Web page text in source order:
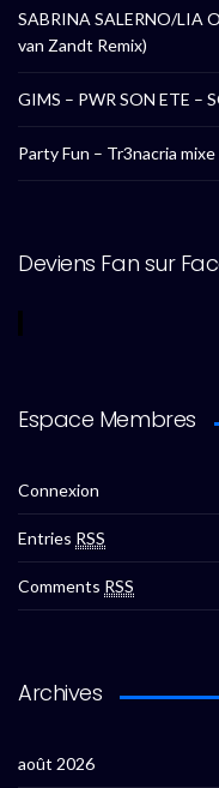
SABRINA SALERNO/LIA
van Zandt Remix)
GIMS – PWR SON ETE –
Party Fun – Tr3nacria mixe
Deviens Fan sur
Espace Membres
Connexion
Entries RSS
Comments RSS
Archives
août 2026